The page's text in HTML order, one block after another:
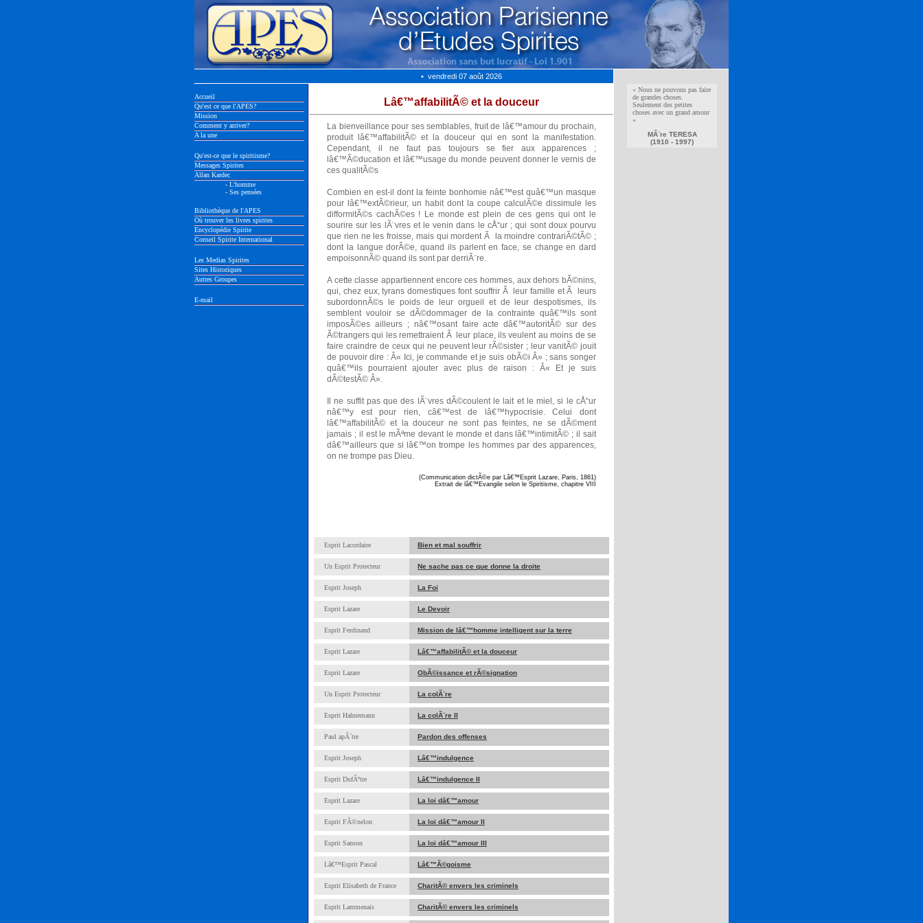
• vendredi 07 août 2026
Accueil
Qu'est ce que l'APES?
Mission
Comment y arriver?
A la une
Qu'est-ce que le spiritisme?
Messages Spirites
Allan Kardec
- L'homme
- Ses pensées
Bibliothèque de l'APES
Où trouver les livres spirites
Encyclopédie Spirite
Conseil Spirite International
Les Medias Spirites
Sites Historiques
Autres Groupes
E-mail
Lâ€™affabilitÃ© et la douceur
La bienveillance pour ses semblables, fruit de lâ€™amour du prochain,
produit lâ€™affabilitÃ© et la douceur qui en sont la manifestation.
Cependant, il ne faut pas toujours se fier aux apparences ;
lâ€™Ã©ducation et lâ€™usage du monde peuvent donner le vernis de
ces qualitÃ©s
Combien en est-il dont la feinte bonhomie nâ€™est quâ€™un masque
pour lâ€™extÃ©rieur, un habit dont la coupe calculÃ©e dissimule les
difformitÃ©s cachÃ©es ! Le monde est plein de ces gens qui ont le
sourire sur les lÃ¨vres et le venin dans le cÅ“ur ; qui sont doux pourvu
que rien ne les froisse, mais qui mordent Ã la moindre contrariÃ©tÃ© ;
dont la langue dorÃ©e, quand ils parlent en face, se change en dard
empoisonnÃ© quand ils sont par derriÃ¨re.
A cette classe appartiennent encore ces hommes, aux dehors bÃ©nins,
qui, chez eux, tyrans domestiques font souffrir Ã leur famille et Ã leurs
subordonnÃ©s le poids de leur orgueil et de leur despotismes, ils
semblent vouloir se dÃ©dommager de la contrainte quâ€™ils sont
imposÃ©es ailleurs ; nâ€™osant faire acte dâ€™autoritÃ© sur des
Ã©trangers qui les remettraient Ã leur place, ils veulent au moins de se
faire craindre de ceux qui ne peuvent leur rÃ©sister ; leur vanitÃ© jouit
de pouvoir dire : Â« Ici, je commande et je suis obÃ©i Â» ; sans songer
quâ€™ils pourraient ajouter avec plus de raison : Â« Et je suis
dÃ©testÃ© Â».
Il ne suffit pas que des lÃ¨vres dÃ©coulent le lait et le miel, si le cÅ“ur
nâ€™y est pour rien, câ€™est de lâ€™hypocrisie. Celui dont
lâ€™affabilitÃ© et la douceur ne sont pas feintes, ne se dÃ©ment
jamais ; il est le mÃªme devant le monde et dans lâ€™intimitÃ© ; il sait
dâ€™ailleurs que si lâ€™on trompe les hommes par des apparences,
on ne trompe pas Dieu.
(Communication dictÃ©e par Lâ€™Esprit Lazare, Paris, 1861)
Extrait de lâ€™Evangile selon le Spiritisme, chapitre VIII
Esprit Lacordaire Bien et mal souffrir
Un Esprit Protecteur Ne sache pas ce que donne la droite
Esprit Joseph La Foi
Esprit Lazare Le Devoir
Esprit Ferdinand Mission de lâ€™homme intelligent sur la terre
Esprit Lazare Lâ€™affabilitÃ© et la douceur
Esprit Lazare ObÃ©issance et rÃ©signation
Un Esprit Protecteur La colÃ¨re
Esprit Hahnemann La colÃ¨re II
Paul apÃ´tre Pardon des offenses
Esprit Joseph Lâ€™indulgence
Esprit DufÃªtre Lâ€™indulgence II
Esprit Lazare La loi dâ€™amour
Esprit FÃ©nelon La loi dâ€™amour II
Esprit Sanson La loi dâ€™amour III
Lâ€™Esprit Pascal Lâ€™Ã©goisme
Esprit Elisabeth de France CharitÃ© envers les criminels
Esprit Lammenais CharitÃ© envers les criminels
« Nous ne pouvons pas faire
de grandes choses.
Seulement des petites
choses avec un grand amour
»
MÃ¨re TERESA
(1910 - 1997)